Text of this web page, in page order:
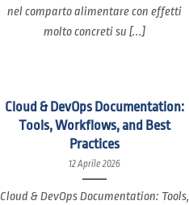
nel comparto alimentare con effetti
molto concreti su [...]
Cloud & DevOps Documentation:
Tools, Workflows, and Best
Practices
12 Aprile 2026
Cloud & DevOps Documentation: Tools,